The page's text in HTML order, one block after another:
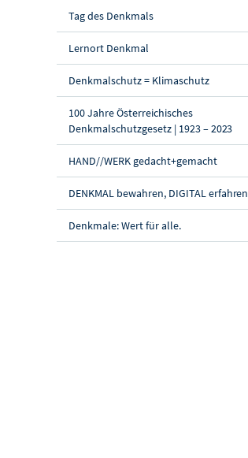
Tag des Denkmals
Lernort Denkmal
Denkmalschutz = Klimaschutz
100 Jahre Österreichisches
Denkmalschutzgesetz | 1923 – 2023
HAND//WERK gedacht+gemacht
DENKMAL bewahren, DIGITAL erfahren
Denkmale: Wert für alle.